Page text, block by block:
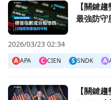
前往【關鍵趨勢】標普指數
【關鍵
最強防守
A APA C CIEN S SNDK A
2026/03/23 02:34
前往【關鍵趨勢】聯準會轉
【關鍵